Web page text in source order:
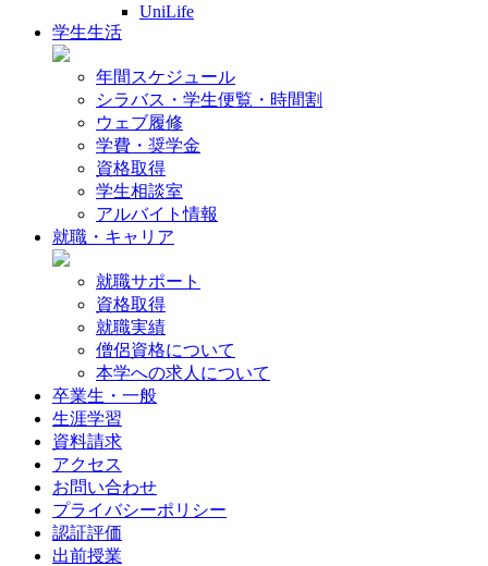
UniLife
学生生活
年間スケジュール
シラバス・学生便覧・時間割
ウェブ履修
学費・奨学金
資格取得
学生相談室
アルバイト情報
就職・キャリア
就職サポート
資格取得
就職実績
僧侶資格について
本学への求人について
卒業生・一般
生涯学習
資料請求
アクセス
お問い合わせ
プライバシーポリシー
認証評価
出前授業